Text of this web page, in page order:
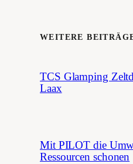
WEITERE
TCS Glamping
Laax
Mit PILOT die
Ressourcen schonen